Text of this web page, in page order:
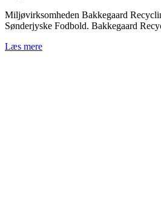
Miljøvirksomheden Bakkegaard
Sønderjyske Fodbold. Bakkegaard
Læs mere